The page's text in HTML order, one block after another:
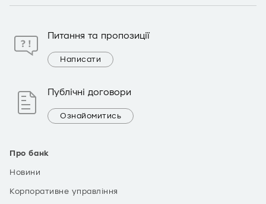
Про банк
Новини
Корпоративне управління
Питання та пропозиції
Написати
Публічні договори
Ознайомитись